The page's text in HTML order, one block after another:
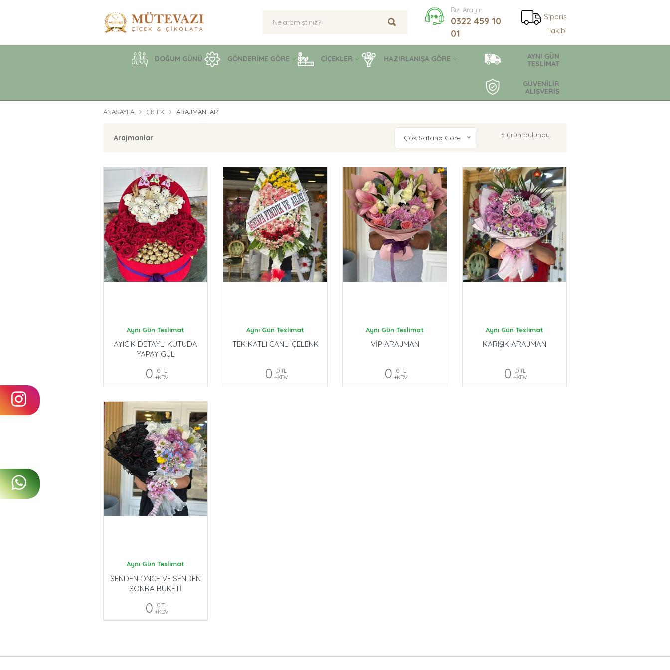
Sipariş
Takibi
Bizi Arayın
0322 459 10
01
DOĞUM GÜNÜ GÖNDERİME GÖRE ÇİÇEKLER HAZIRLANIŞA GÖRE
AYNI GÜN
TESLİMAT
GÜVENİLİR
ALIŞVERİŞ
ANASAYFA ÇIÇEK ARAJMANLAR
Arajmanlar Çok Satana Göre 5 ürün bulundu.
Aynı Gün Teslimat
AYICIK DETAYLI KUTUDA
YAPAY GÜL
0 ,0 TL
+KDV
Aynı Gün Teslimat
TEK KATLI CANLI ÇELENK
0 ,0 TL
+KDV
Aynı Gün Teslimat
VİP ARAJMAN
0 ,0 TL
+KDV
Aynı Gün Teslimat
KARIŞIK ARAJMAN
0 ,0 TL
+KDV
Aynı Gün Teslimat
SENDEN ÖNCE VE SENDEN
SONRA BUKETİ
0 ,0 TL
+KDV